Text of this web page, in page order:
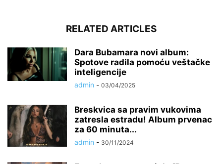
RELATED ARTICLES
Dara Bubamara novi album:
Spotove radila pomoću veštačke
inteligencije
admin - 03/04/2025
Breskvica sa pravim vukovima
zatresla estradu! Album prvenac
za 60 minuta...
admin - 30/11/2024